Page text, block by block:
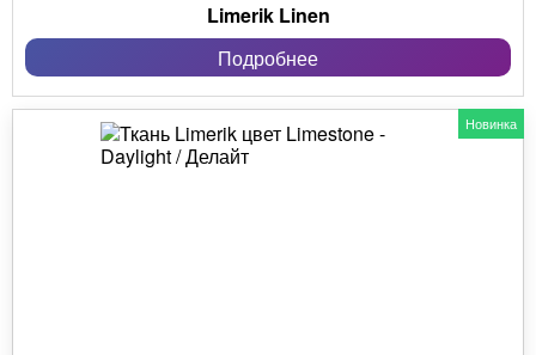
Limerik Linen
Подробнее
Новинка